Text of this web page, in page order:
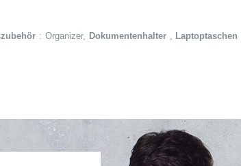
: Organizer, Dokumentenhalter, Laptoptaschen